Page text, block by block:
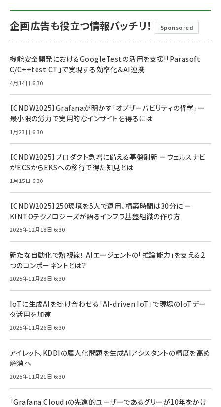
企画広告も役立つ情報バッチリ！ Sponsored
機能安全開発におけるGoogleTestの活用を支援!「Parasoft
C/C++test CT」で実現する効率化＆AI連携
4月14日 6:30
【CNDW2025】Grafanaが明かす「オブザーバビリティの哲学」ー
最小限の労力で実用的なインサイトを得るには
1月23日 6:30
【CNDW2025】プロダクト急増に備える基盤刷新 ーウェルスナビ
がECSからEKSへの移行で得た知見とは
1月15日 6:30
【CNDW2025】250環境を5人で運用、構築時間は30分に ー
KINTOテクノロジーズが語るインフラ基盤組織の作り方
2025年12月18日 6:30
新たな自動化で熱視線！ AIエージェントの「推論能力」を支える2
つのコンポーネントとは？
2025年11月28日 6:30
IoTに生成AIを掛け合わせる「AI-driven IoT」で現場のIoTデー
タ活用を加速
2025年11月26日 6:30
アイレット、KDDIの属人化問題を生成AIアシスタントの精度を高め
解消へ
2025年11月21日 6:30
「Grafana Cloud」の先進的ユーザーであるグリーが10年をかけ